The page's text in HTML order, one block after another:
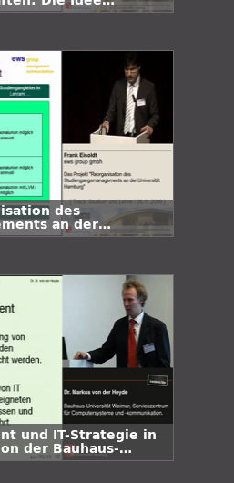
füllen
des
an der
und IT-Strategie in
der Bauhaus-